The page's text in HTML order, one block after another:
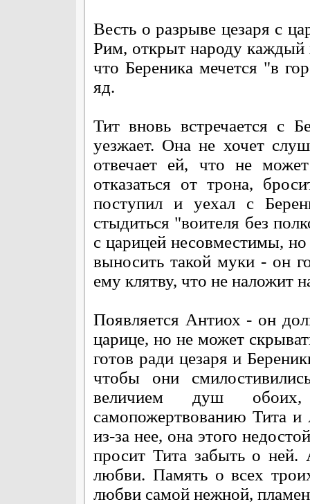
Весть о разрыве цезаря с
Рим, открыт народу каждый
что Береника мечется "в
яд.
Тит вновь встречается с
уезжает. Она не хочет
отвечает ей, что не
отказаться от трона,
поступил и уехал с
стыдиться "воителя без
с царицей несовместимы,
выносить такой муки - он
ему клятву, что не наложит
Появляется Антиох - он
царице, но не может
готов ради цезаря и
чтобы они
величием душ
самопожертвованию Тита и
из-за нее, она этого
просит Тита забыть о ней.
любви. Память о всех
любви самой нежной,